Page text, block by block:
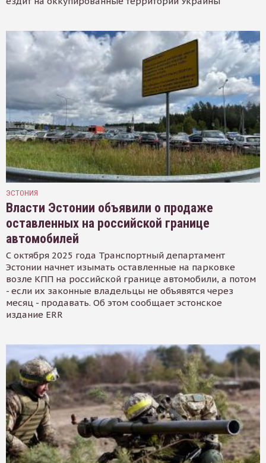
ЭСТОНИЯ
Власти Эстонии объявили о продаже
оставленных на российской границе
автомобилей
С октября 2025 года Транспортный департамент
Эстонии начнет изымать оставленные на парковке
возле КПП на российской границе автомобили, а потом
- если их законные владельцы не объявятся через
месяц - продавать. Об этом сообщает эстонское
издание ERR